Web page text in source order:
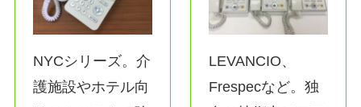
NYCシリーズ。介
護施設やホテル向
LEVANCIO、
Frespecなど。独